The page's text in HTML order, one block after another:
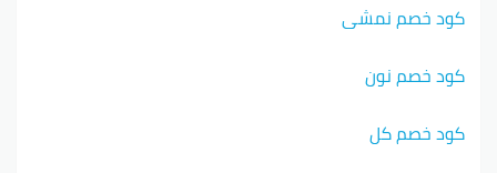
كود خصم نمشي
كود خصم نون
كود خصم كل